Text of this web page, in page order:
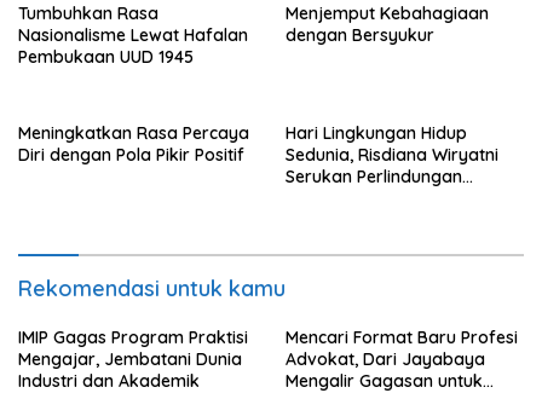
Tumbuhkan Rasa
Nasionalisme Lewat Hafalan
Pembukaan UUD 1945
Menjemput Kebahagiaan
dengan Bersyukur
Meningkatkan Rasa Percaya
Diri dengan Pola Pikir Positif
Hari Lingkungan Hidup
Sedunia, Risdiana Wiryatni
Serukan Perlindungan
Rekomendasi untuk kamu
IMIP Gagas Program Praktisi
Mengajar, Jembatani Dunia
Industri dan Akademik
Mencari Format Baru Profesi
Advokat, Dari Jayabaya
Mengalir Gagasan untuk